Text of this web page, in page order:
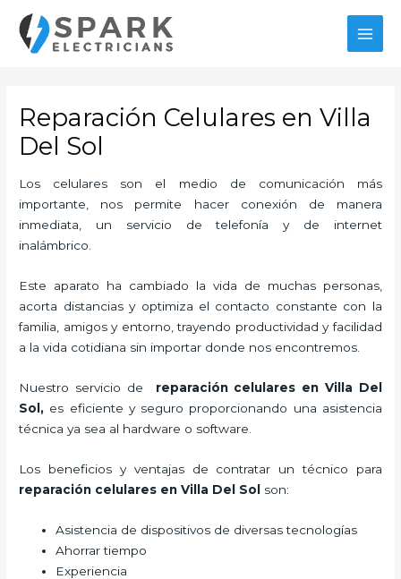
contenido
Reparación Celulares en Villa
Del Sol
Los celulares son el medio de comunicación más
importante, nos permite hacer conexión de manera
inmediata, un servicio de telefonía y de internet
inalámbrico.
Este aparato ha cambiado la vida de muchas personas,
acorta distancias y optimiza el contacto constante con la
familia, amigos y entorno, trayendo productividad y facilidad
a la vida cotidiana sin importar donde nos encontremos.
Nuestro servicio de reparación celulares en Villa Del
Sol, es eficiente y seguro proporcionando una asistencia
técnica ya sea al hardware o software.
Los beneficios y ventajas de contratar un técnico para
reparación celulares en Villa Del Sol son:
Asistencia de dispositivos de diversas tecnologías
Ahorrar tiempo
Experiencia